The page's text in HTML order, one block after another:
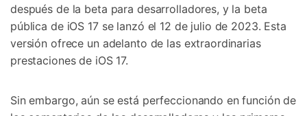
después de la beta para desarrolladores, y la beta
pública de iOS 17 se lanzó el 12 de julio de 2023. Esta
versión ofrece un adelanto de las extraordinarias
prestaciones de iOS 17.
Sin embargo, aún se está perfeccionando en función de